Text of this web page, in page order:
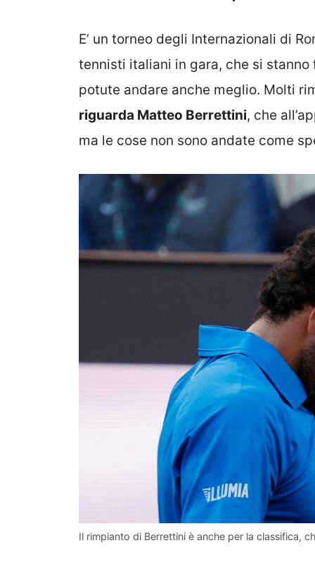
E’ un torneo degli Internazionali di
tennisti italiani in gara, che si
potute andare anche meglio. Molti
riguarda Matteo Berrettini, che
ma le cose non sono andate come
Il rimpianto di Berrettini è anche per la classifica,